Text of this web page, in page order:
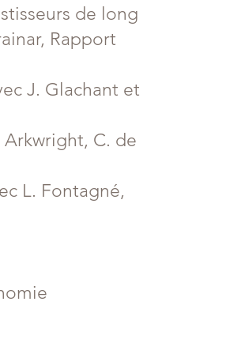
de long
Rapport
J. Glachant et
C. de
L. Fontagné,